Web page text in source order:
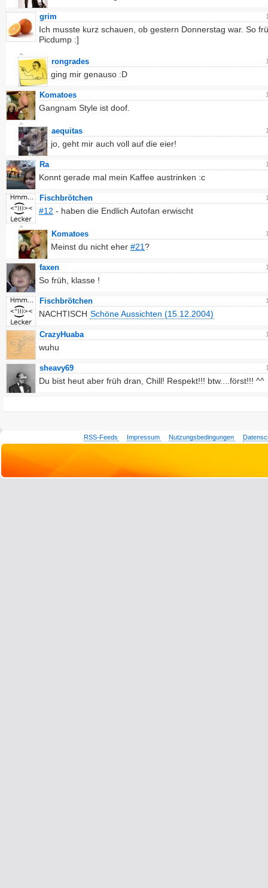
grim
Ich musste kurz schauen, ob gestern Donnerstag war. So
Picdump :]
rongrades
ging mir genauso :D
Komatoes
Gangnam Style ist doof.
aequitas
jo, geht mir auch voll auf die eier!
Ra
Konnt gerade mal mein Kaffee austrinken :c
Fischbrötchen
#12 - haben die Endlich Autofan erwischt
Komatoes
Meinst du nicht eher #21?
faxen
So früh, klasse !
Fischbrötchen
NACHTISCH Schöne Aussichten (15.12.2004)
CrazyHuaba
wuhu
sheavy69
Du bist heut aber früh dran, Chill! Respekt!!! btw....först!!! ^^
RSS-Feeds Impressum Nutzungsbedingungen